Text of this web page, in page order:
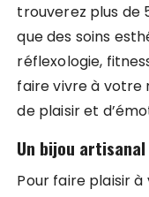
trouverez plus de
que des soins
réflexologie,
faire vivre à votre
de plaisir et
Un bijou artisanal
Pour faire plaisir